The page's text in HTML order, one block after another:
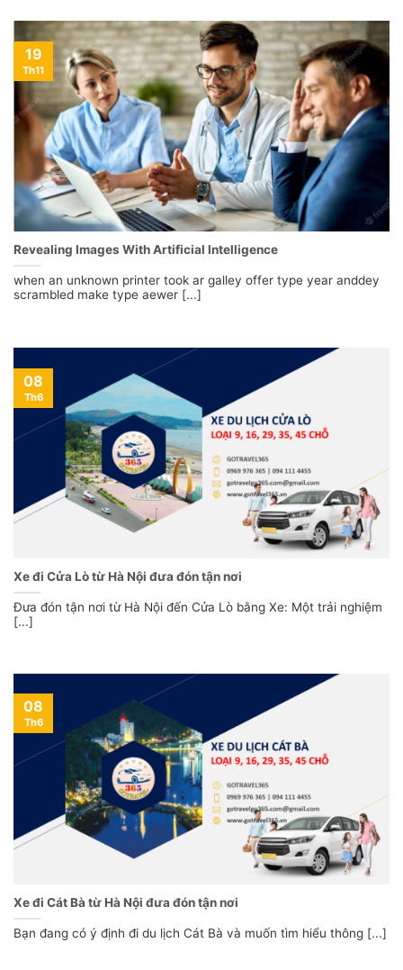
Revealing Images With Artificial Intelligence
when an unknown printer took ar galley offer type year anddey
scrambled make type aewer [...]
19
Th11
Xe đi Cửa Lò từ Hà Nội đưa đón tận nơi
Đưa đón tận nơi từ Hà Nội đến Cửa Lò bằng Xe: Một trải nghiệm
[...]
08
Th6
Xe đi Cát Bà từ Hà Nội đưa đón tận nơi
Bạn đang có ý định đi du lịch Cát Bà và muốn tìm hiểu thông [...]
08
Th6